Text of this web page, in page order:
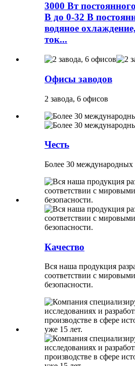
3000 Вт
В до 0-32 В
водяное
ток...
Офисы заводов
2 завода, 6 офисов
Честь
Более 30 международных
Качество
Вся наша продукция
соответствии с
безопасности.